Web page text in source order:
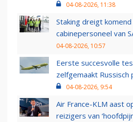
04-08-2026, 11:38
Staking dreigt
cabinepersoneel van
04-08-2026, 10:57
Eerste succesvolle
zelfgemaakt
04-08-2026, 9:54
Air France-KLM aast
reizigers van